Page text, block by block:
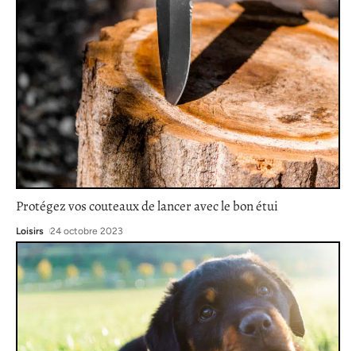
Protégez vos couteaux de lancer avec le bon étui
Loisirs 24 octobre 2023